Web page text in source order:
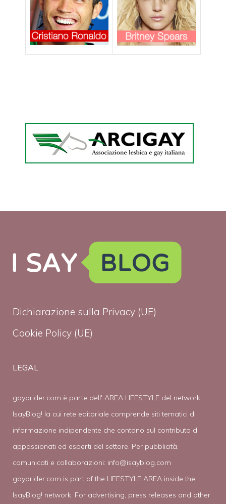
Dichiarazione sulla Privacy (UE)
Cookie Policy (UE)
LEGAL
gayprider.com è parte dell' AREA LIFESTYLE del network
IsayBlog! la cui rete editoriale comprende siti tematici di
informazione indipendente che contano sul contributo di
appassionati ed esperti del settore. Per pubblicità,
comunicati e collaborazioni: info@isayblog.com
gayprider.com is part of the LIFESTYLE AREA inside the
IsayBlog! network. For advertising, press releases and other